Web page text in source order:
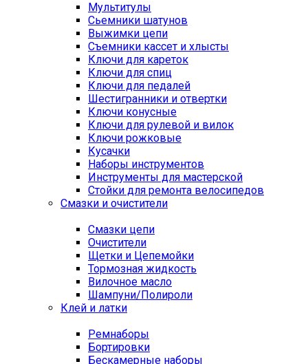
Мультитулы
Сьемники шатунов
Выжимки цепи
Съемники кассет и хлысты
Ключи для кареток
Ключи для спиц
Ключи для педалей
Шестигранники и отвертки
Ключи конусные
Ключи для рулевой и вилок
Ключи рожковые
Кусачки
Наборы инструментов
Инструменты для мастерской
Стойки для ремонта велосипедов
Смазки и очистители
Смазки цепи
Очистители
Щетки и Цепемойки
Тормозная жидкость
Вилочное масло
Шампуни/Полироли
Клей и латки
Ремнаборы
Бортировки
Бескамерные наборы